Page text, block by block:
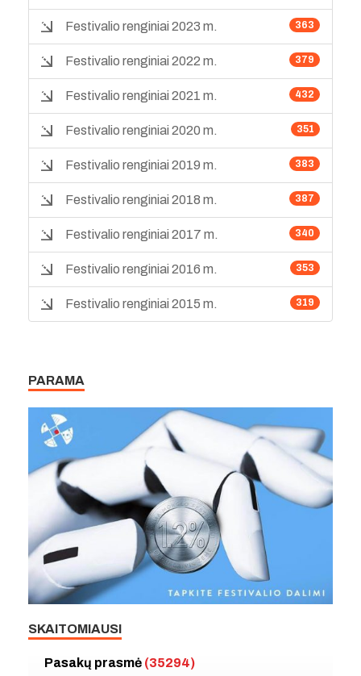
363
Festivalio renginiai 2023 m.
379
Festivalio renginiai 2022 m.
432
Festivalio renginiai 2021 m.
351
Festivalio renginiai 2020 m.
383
Festivalio renginiai 2019 m.
387
Festivalio renginiai 2018 m.
340
Festivalio renginiai 2017 m.
353
Festivalio renginiai 2016 m.
319
Festivalio renginiai 2015 m.
PARAMA
SKAITOMIAUSI
Pasakų prasmė (35294)